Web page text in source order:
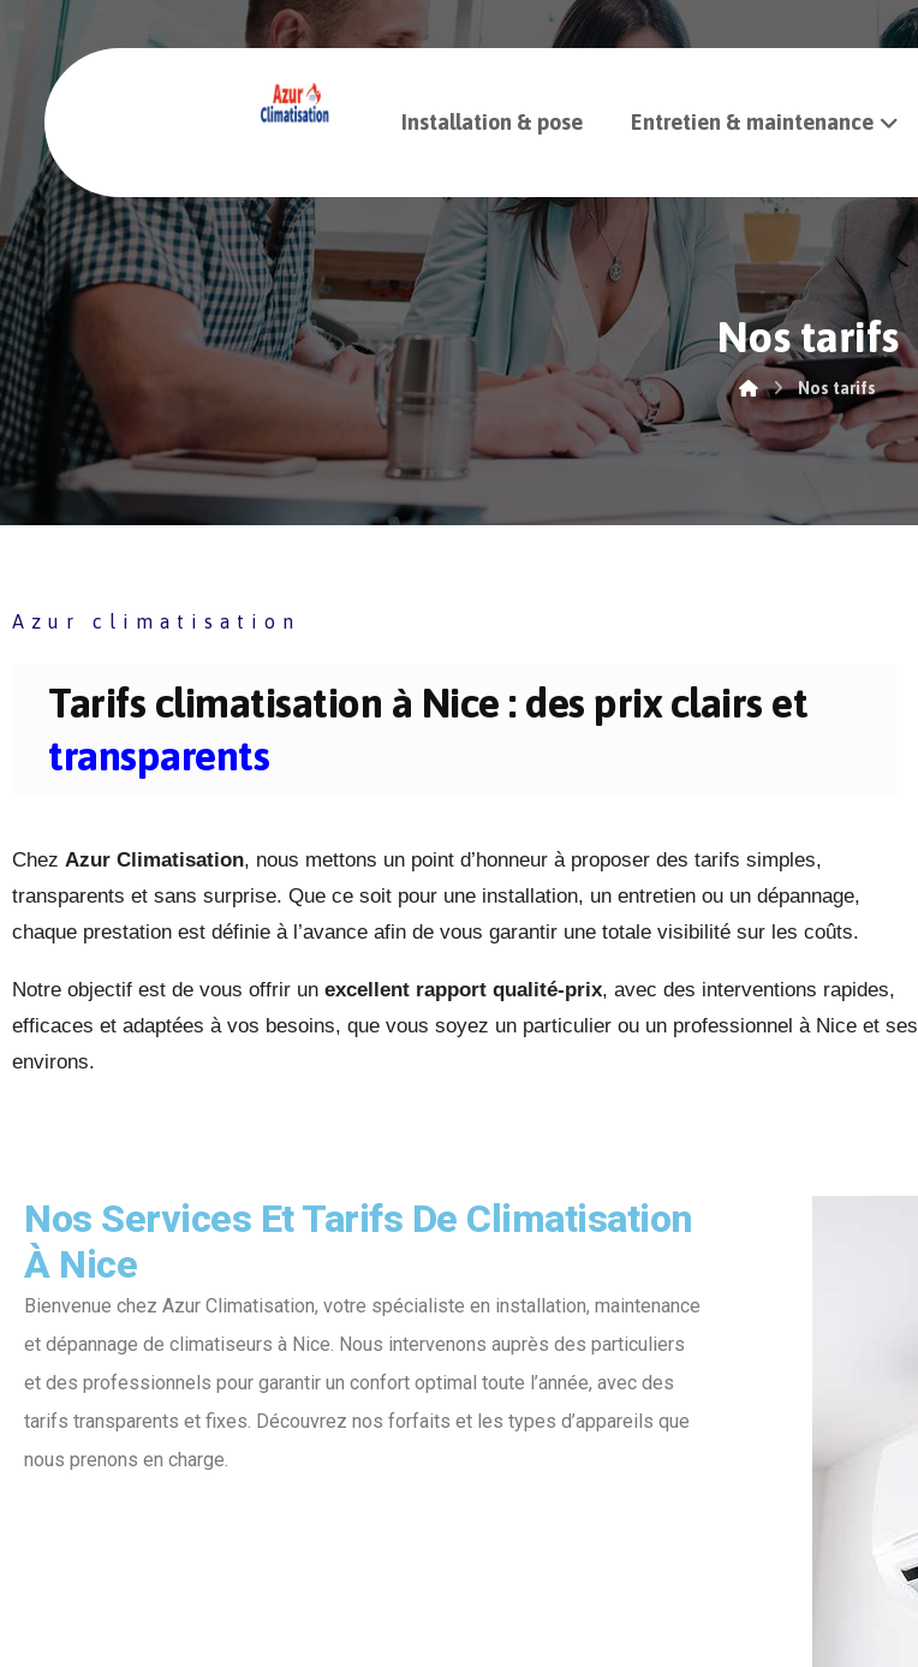
Installation & pose Entretien & maintenance
Nos tarifs
Nos tarifs
Azur climatisation
Tarifs climatisation à Nice : des prix clairs et
transparents
Chez Azur Climatisation, nous mettons un point d’honneur à proposer des tarifs simples,
transparents et sans surprise. Que ce soit pour une installation, un entretien ou un dépannage,
chaque prestation est définie à l’avance afin de vous garantir une totale visibilité sur les coûts.
Notre objectif est de vous offrir un excellent rapport qualité-prix, avec des interventions rapides,
efficaces et adaptées à vos besoins, que vous soyez un particulier ou un professionnel à Nice et ses
environs.
Nos Services Et Tarifs De Climatisation
À Nice
Bienvenue chez Azur Climatisation, votre spécialiste en installation, maintenance
et dépannage de climatiseurs à Nice. Nous intervenons auprès des particuliers
et des professionnels pour garantir un confort optimal toute l’année, avec des
tarifs transparents et fixes. Découvrez nos forfaits et les types d’appareils que
nous prenons en charge.